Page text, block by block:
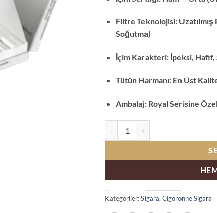
Filtre Teknolojisi:
Soğutma)
İçim Karakteri: İpeksi,
Tütün Harmanı: En Üst
Ambalaj: Royal Serisine
Kategoriler:Sigara,Cigoronne Sigara